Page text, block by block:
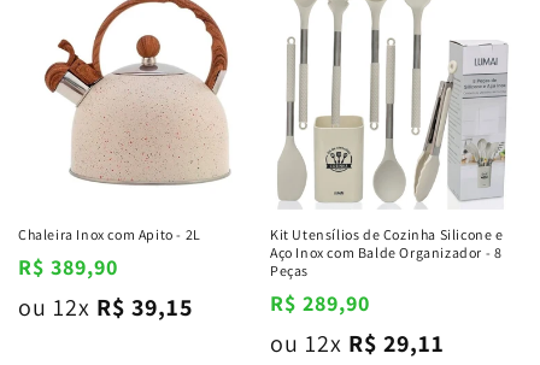
Chaleira Inox com Apito - 2L
Preço
normal
R$ 389,90
ou 12x R$ 39,15
Kit Utensílios de Cozinha Silicone e
Aço Inox com Balde Organizador - 8
Peças
Preço
normal
R$ 289,90
ou 12x R$ 29,11